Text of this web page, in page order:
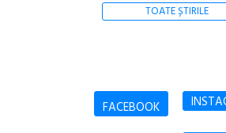
TOATE ȘTIRILE
FACEBOOK